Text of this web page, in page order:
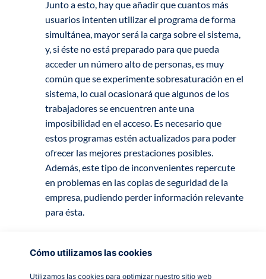
Cómo utilizamos las cookies
Utilizamos las cookies para optimizar nuestro sitio web
Junto a esto, hay que añadir que cuantos más
usuarios intenten utilizar el programa de forma
simultánea, mayor será la carga sobre el sistema,
y, si éste no está preparado para que pueda
acceder un número alto de personas, es muy
común que se experimente sobresaturación en el
sistema, lo cual ocasionará que algunos de los
trabajadores se encuentren ante una
imposibilidad en el acceso. Es necesario que
estos programas estén actualizados para poder
ofrecer las mejores prestaciones posibles.
Además, este tipo de inconvenientes repercute
en problemas en las copias de seguridad de la
empresa, pudiendo perder información relevante
para ésta.
Personalización: Realizar modificaciones en un